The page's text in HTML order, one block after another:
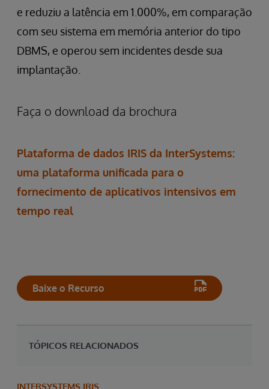
e reduziu a latência em 1.000%, em comparação
com seu sistema em memória anterior do tipo
DBMS, e operou sem incidentes desde sua
implantação.
Faça o download da brochura
Plataforma de dados IRIS da InterSystems:
uma plataforma unificada para o
fornecimento de aplicativos intensivos em
tempo real
Baixe o Recurso
TÓPICOS RELACIONADOS
INTERSYSTEMS IRIS